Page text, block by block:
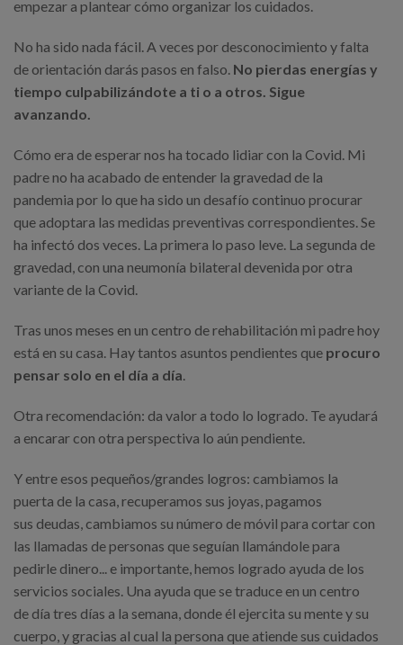
empezar a plantear cómo organizar los cuidados.
No ha sido nada fácil. A veces por desconocimiento y falta
de orientación darás pasos en falso. No pierdas energías y
tiempo culpabilizándote a ti o a otros. Sigue
avanzando.
Cómo era de esperar nos ha tocado lidiar con la Covid. Mi
padre no ha acabado de entender la gravedad de la
pandemia por lo que ha sido un desafío continuo procurar
que adoptara las medidas preventivas correspondientes. Se
ha infectó dos veces. La primera lo paso leve. La segunda de
gravedad, con una neumonía bilateral devenida por otra
variante de la Covid.
Tras unos meses en un centro de rehabilitación mi padre hoy
está en su casa. Hay tantos asuntos pendientes que procuro
pensar solo en el día a día.
Otra recomendación: da valor a todo lo logrado. Te ayudará
a encarar con otra perspectiva lo aún pendiente.
Y entre esos pequeños/grandes logros: cambiamos la
puerta de la casa, recuperamos sus joyas, pagamos
sus deudas, cambiamos su número de móvil para cortar con
las llamadas de personas que seguían llamándole para
pedirle dinero... e importante, hemos logrado ayuda de los
servicios sociales. Una ayuda que se traduce en un centro
de día tres días a la semana, donde él ejercita su mente y su
cuerpo, y gracias al cual la persona que atiende sus cuidados